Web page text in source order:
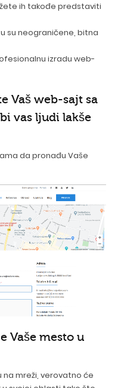
ih takođe predstaviti
su neograničene, bitna
izradu web-
Vaš web-sajt sa
vas ljudi lakše
da pronađu Vaše
Vaše mesto u
na mreži, verovatno će